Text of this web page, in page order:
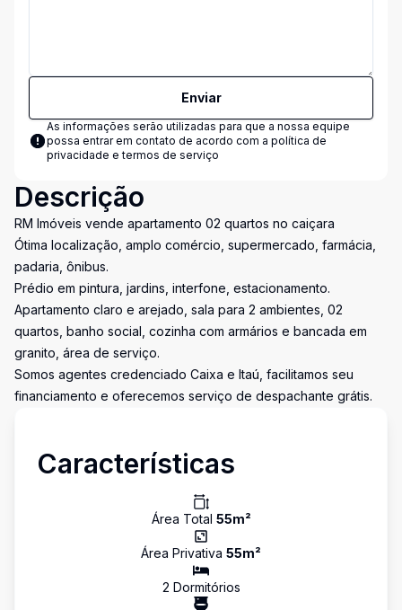
Enviar
As informações serão utilizadas para que a nossa equipe
possa entrar em contato de acordo com a política de
privacidade e termos de serviço
Descrição
RM Imóveis vende apartamento 02 quartos no caiçara
Ótima localização, amplo comércio, supermercado, farmácia,
padaria, ônibus.
Prédio em pintura, jardins, interfone, estacionamento.
Apartamento claro e arejado, sala para 2 ambientes, 02
quartos, banho social, cozinha com armários e bancada em
granito, área de serviço.
Somos agentes credenciado Caixa e Itaú, facilitamos seu
financiamento e oferecemos serviço de despachante grátis.
Características
Área Total 55m²
Área Privativa 55m²
2 Dormitórios